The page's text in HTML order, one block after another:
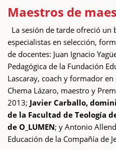
Maestros de
La sesión de tarde ofreció un
especialistas en selección,
de docentes: Juan Ignacio
Pedagógica de la Fundación
Lascaray, coach y formador
Chema Lázaro, maestro y
2013; Javier Carballo,
de la Facultad de Teología
de O_LUMEN; y Antonio
Educación de la Compañía de